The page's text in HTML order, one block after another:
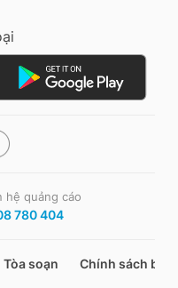
hệ quảng cáo
780 404
Tòa soạn Chính sách bảo